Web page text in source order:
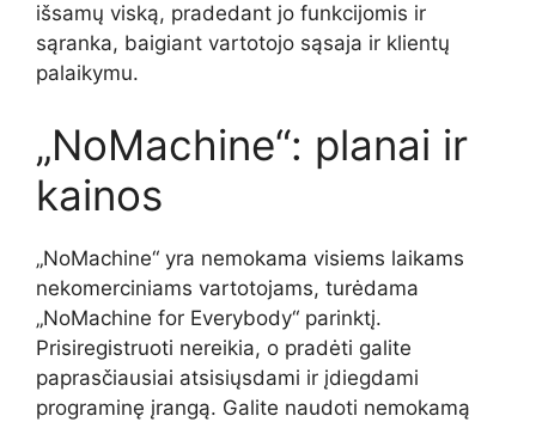
išsamų viską, pradedant jo funkcijomis ir
sąranka, baigiant vartotojo sąsaja ir klientų
palaikymu.
„NoMachine“: planai ir
kainos
„NoMachine“ yra nemokama visiems laikams
nekomerciniams vartotojams, turėdama
„NoMachine for Everybody“ parinktį.
Prisiregistruoti nereikia, o pradėti galite
paprasčiausiai atsisiųsdami ir įdiegdami
programinę įrangą. Galite naudoti nemokamą